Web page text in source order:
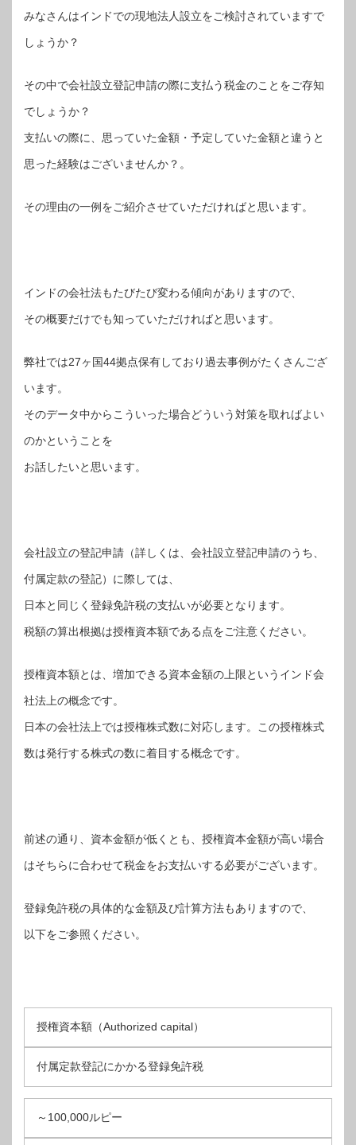
みなさんはインドでの現地法人設立をご検討されていますで
しょうか？
その中で会社設立登記申請の際に支払う税金のことをご存知
でしょうか？
支払いの際に、思っていた金額・予定していた金額と違うと
思った経験はございませんか？。
その理由の一例をご紹介させていただければと思います。
インドの会社法もたびたび変わる傾向がありますので、
その概要だけでも知っていただければと思います。
弊社では27ヶ国44拠点保有しており過去事例がたくさんござ
います。
そのデータ中からこういった場合どういう対策を取ればよい
のかということを
お話したいと思います。
会社設立の登記申請（詳しくは、会社設立登記申請のうち、
付属定款の登記）に際しては、
日本と同じく登録免許税の支払いが必要となります。
税額の算出根拠は授権資本額である点をご注意ください。
授権資本額とは、増加できる資本金額の上限というインド会
社法上の概念です。
日本の会社法上では授権株式数に対応します。この授権株式
数は発行する株式の数に着目する概念です。
前述の通り、資本金額が低くとも、授権資本金額が高い場合
はそちらに合わせて税金をお支払いする必要がございます。
登録免許税の具体的な金額及び計算方法もありますので、
以下をご参照ください。
授権資本額（Authorized capital）
付属定款登記にかかる登録免許税
～100,000ルピー